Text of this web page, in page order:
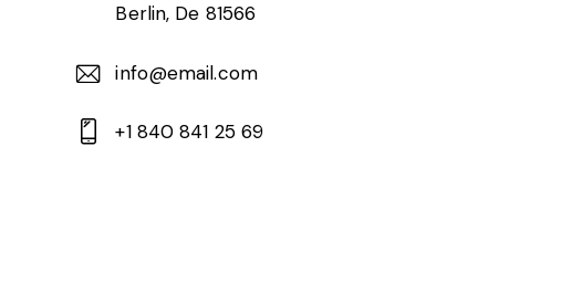
Berlin, De 81566
info@email.com
+1 840 841 25 69